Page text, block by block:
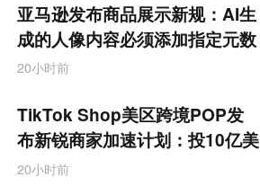
亚马逊发布商品展示新规：AI生
成的人像内容必须添加指定元数
据
20小时前
TikTok Shop美区跨境POP发
布新锐商家加速计划：投10亿美
金资源帮扶四类商家
20小时前